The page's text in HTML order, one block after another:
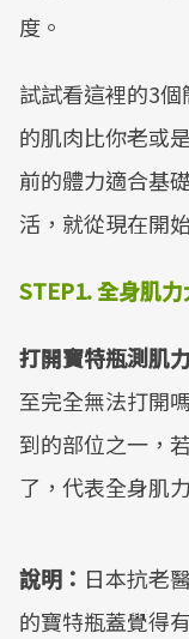
度。
試試看這裡的3
的肌肉比你老或
前的體力適合基
活，就從現在開
STEP1.全身肌
打開寶特瓶測肌
至完全無法打開
到的部位之一，
了，代表全身肌
說明： 日本抗老
的寶特瓶蓋覺得